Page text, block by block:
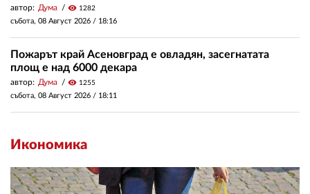
автор: Дума visibility 1282
събота, 08 Август 2026 / 18:16
Пожарът край Асеновград е овладян, засегнатата
площ е над 6000 декара
автор: Дума visibility 1255
събота, 08 Август 2026 / 18:11
Икономика